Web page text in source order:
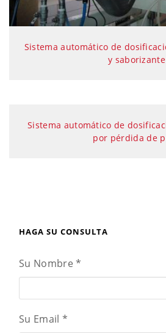
Sistema automático de
y saborizante
Sistema automático de
por pérdida de
HAGA SU CONSULTA
Su Nombre*
Su Email *